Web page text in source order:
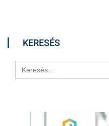
KERESÉS
Search
for: